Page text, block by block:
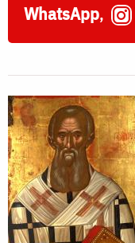
WhatsApp,